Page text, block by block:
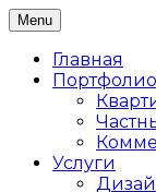
Skip
to
content
Дизайнер
Алексеева
Дизайн
помещений в
Menu
Главная
Портфолио
Услуги